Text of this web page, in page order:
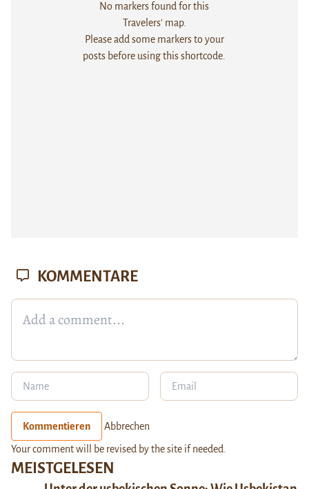
No markers found for this
Travelers' map.
Please add some markers to your
posts before using this shortcode.
MEISTGELESEN
KOMMENTARE
Kommentieren Abbrechen
Your comment will be revised by the site if needed.